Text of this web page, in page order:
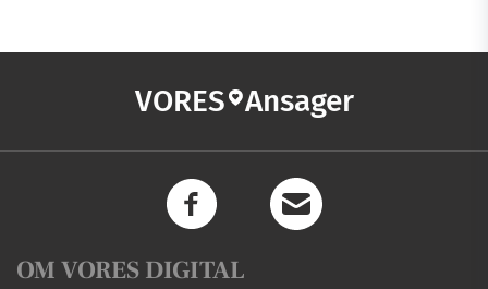
VORES Ansager
OM VORES DIGITAL